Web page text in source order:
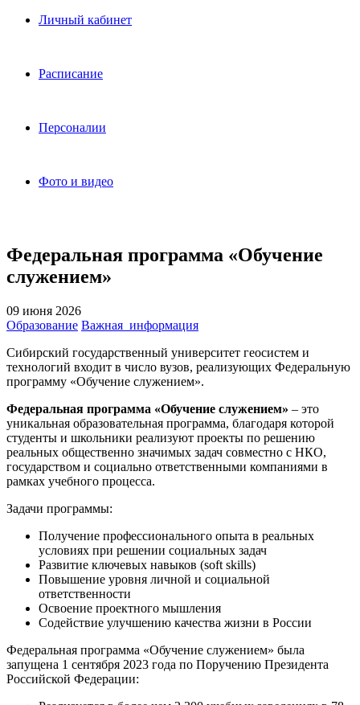
Личный кабинет
Расписание
Персоналии
Фото и видео
Федеральная программа «Обучение
служением»
09 июня 2026
Образование Важная_информация
Сибирский государственный университет геосистем и
технологий входит в число вузов, реализующих Федеральную
программу «Обучение служением».
Федеральная программа «Обучение служением» – это
уникальная образовательная программа, благодаря которой
студенты и школьники реализуют проекты по решению
реальных общественно значимых задач совместно с НКО,
государством и социально ответственными компаниями в
рамках учебного процесса.
Задачи программы:
Получение профессионального опыта в реальных
условиях при решении социальных задач
Развитие ключевых навыков (soft skills)
Повышение уровня личной и социальной
ответственности
Освоение проектного мышления
Содействие улучшению качества жизни в России
Федеральная программа «Обучение служением» была
запущена 1 сентября 2023 года по Поручению Президента
Российской Федерации: